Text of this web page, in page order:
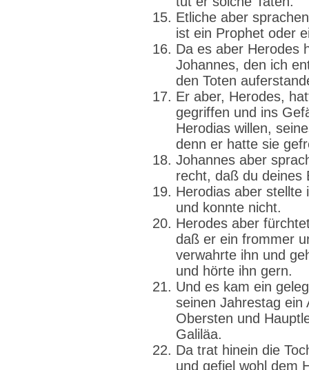
Etliche aber
ist ein Prophet oder
Da es aber Herodes
Johannes, den ich
den Toten
Er aber, Herodes,
gegriffen und ins
Herodias willen,
denn er hatte sie
Johannes aber
recht, daß du deines
Herodias aber stellte
und konnte nicht.
Herodes aber
daß er ein frommer
verwahrte ihn und
und hörte ihn gern.
Und es kam ein
seinen Jahrestag ein
Obersten und
Galiläa.
Da trat hinein die
und gefiel wohl dem